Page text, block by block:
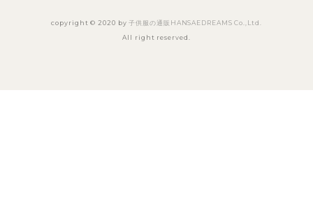
copyright © 2020 by子供服の通販HANSAEDREAMS Co.,Ltd.
All right reserved.